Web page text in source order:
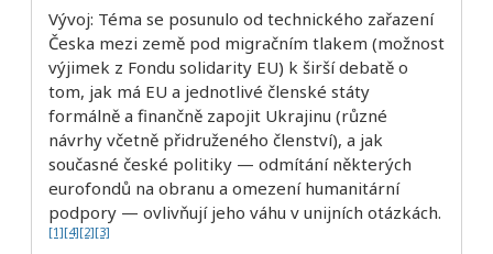
Vývoj: Téma se posunulo od technického zařazení
Česka mezi země pod migračním tlakem (možnost
výjimek z Fondu solidarity EU) k širší debatě o
tom, jak má EU a jednotlivé členské státy
formálně a finančně zapojit Ukrajinu (různé
návrhy včetně přidruženého členství), a jak
současné české politiky — odmítání některých
eurofondů na obranu a omezení humanitární
podpory — ovlivňují jeho váhu v unijních otázkách.
[1][4][2][3]